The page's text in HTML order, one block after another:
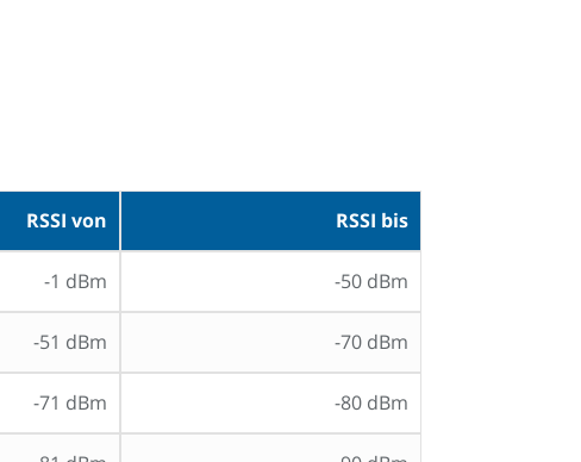
RSSI von RSSI bis
-1 dBm -50 dBm
-51 dBm -70 dBm
-71 dBm -80 dBm